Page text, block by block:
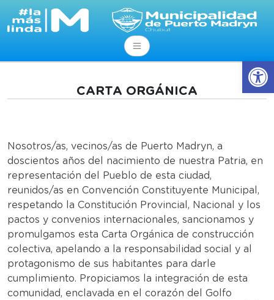
Abrir
CARTA ORGÁNICA
Nosotros/as, vecinos/as de Puerto Madryn, a
doscientos años del nacimiento de nuestra Patria, en
representación del Pueblo de esta ciudad,
reunidos/as en Convención Constituyente Municipal,
respetando la Constitución Provincial, Nacional y los
pactos y convenios internacionales, sancionamos y
promulgamos esta Carta Orgánica de construcción
colectiva, apelando a la responsabilidad social y al
protagonismo de sus habitantes para darle
cumplimiento. Propiciamos la integración de esta
comunidad, enclavada en el corazón del Golfo